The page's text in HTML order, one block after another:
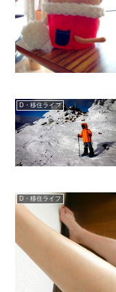
D・移住ライフ
D・移住ライフ